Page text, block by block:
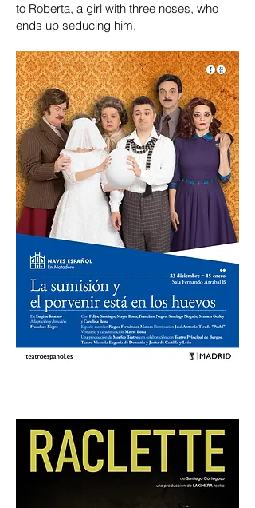
to Roberta, a girl with three noses, who
ends up seducing him.